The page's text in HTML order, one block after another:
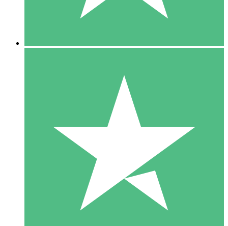
10 Downloaden
20 00